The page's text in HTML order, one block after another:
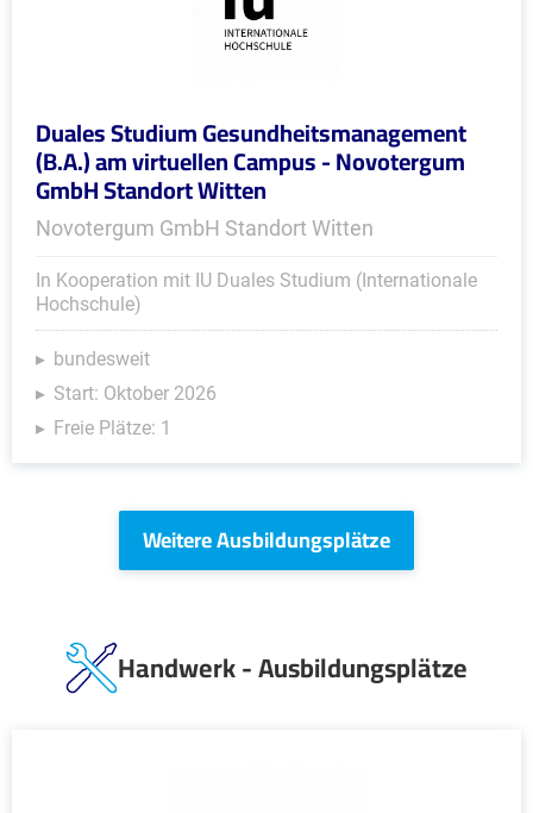
Duales Studium Gesundheitsmanagement
(B.A.) am virtuellen Campus - Novotergum
GmbH Standort Witten
Novotergum GmbH Standort Witten
In Kooperation mit IU Duales Studium (Internationale
Hochschule)
bundesweit
Start: Oktober 2026
Freie Plätze: 1
Weitere Ausbildungsplätze
Handwerk - Ausbildungsplätze